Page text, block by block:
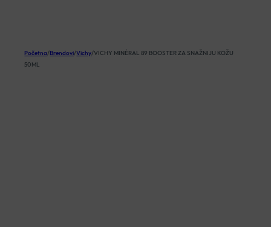
Početna/Brendovi/Vichy/VICHY MINÉRAL 89 BOOSTER ZA SNAŽNIJU KOŽU
50ML